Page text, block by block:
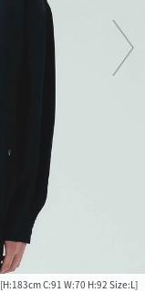
[H:183cm C:91 W:70 H:92 Size:L]